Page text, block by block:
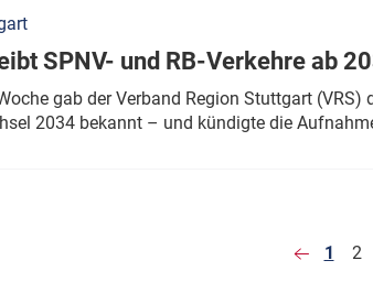
SPNV- und RB-Verkehre ab
gab der Verband Region Stuttgart
2034 bekannt – und kündigte die
1 2